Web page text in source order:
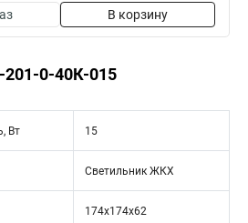
В корзину
201-0-40К-015
Вт 15
Светильник ЖКХ
174х174х62